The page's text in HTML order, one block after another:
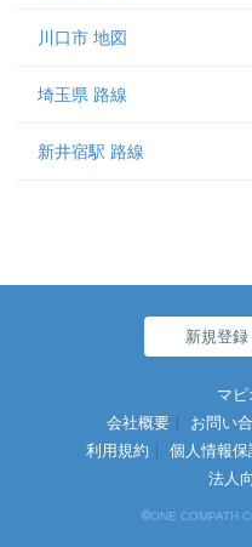
川口市 地図
埼玉県 路線
新井宿駅 路線
新規登録
マ
会社概要
お問い
利用規約
個人情報保
法人
©ONE COMPATH